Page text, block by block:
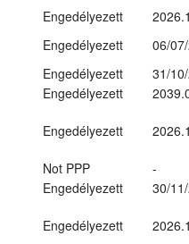
Engedélyezett
Engedélyezett
06/
Engedélyezett
31/
Engedélyezett
Engedélyezett
Not PPP
-
Engedélyezett
30/
Engedélyezett